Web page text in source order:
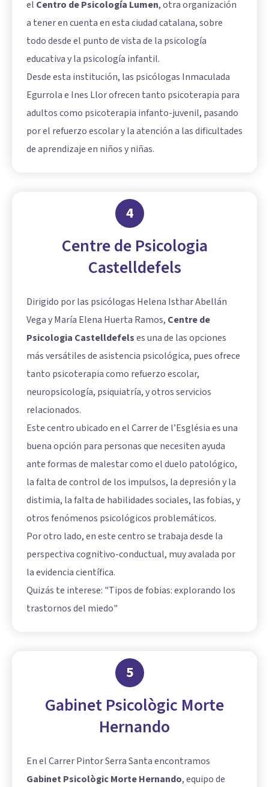
el Centro de Psicología Lumen, otra organización
a tener en cuenta en esta ciudad catalana, sobre
todo desde el punto de vista de la psicología
educativa y la psicología infantil.
Desde esta institución, las psicólogas Inmaculada
Egurrola e Ines Llor ofrecen tanto psicoterapia para
adultos como psicoterapia infanto-juvenil, pasando
por el refuerzo escolar y la atención a las dificultades
de aprendizaje en niños y niñas.
4
Centre de Psicologia
Castelldefels
Dirigido por las psicólogas Helena Isthar Abellán
Vega y María Elena Huerta Ramos, Centre de
Psicologia Castelldefelses una de las opciones
más versátiles de asistencia psicológica, pues ofrece
tanto psicoterapia como refuerzo escolar,
neuropsicología, psiquiatría, y otros servicios
relacionados.
Este centro ubicado en el Carrer de l’Església es una
buena opción para personas que necesiten ayuda
ante formas de malestar como el duelo patológico,
la falta de control de los impulsos, la depresión y la
distimia, la falta de habilidades sociales, las fobias, y
otros fenómenos psicológicos problemáticos.
Por otro lado, en este centro se trabaja desde la
perspectiva cognitivo-conductual, muy avalada por
la evidencia científica.
Quizás te interese: "Tipos de fobias: explorando los
trastornos del miedo"
5
Gabinet Psicològic Morte
Hernando
En el Carrer Pintor Serra Santa encontramos
Gabinet Psicològic Morte Hernando, equipo de